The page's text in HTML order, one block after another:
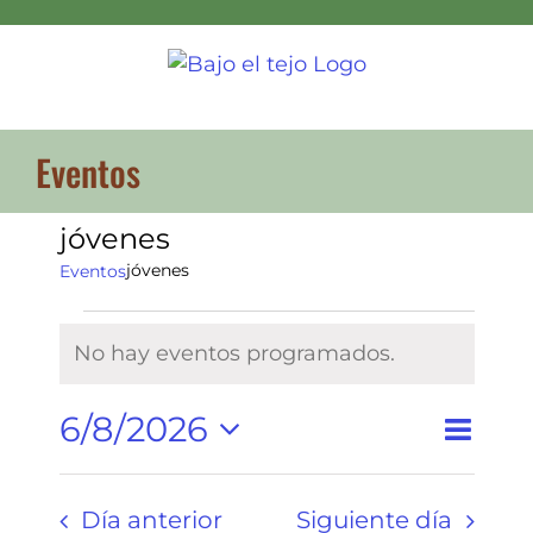
Eventos
jóvenes
Eventosjóvenes
en
6
agosto
2026
Aviso
No hay eventos programados.
de
Buscar
Día
6/8/2026
Selecciona
Día anterior Siguiente día